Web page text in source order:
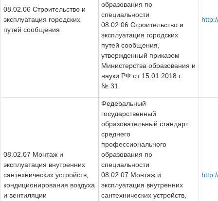
08.02.06 Строительство и
эксплуатация городских
путей сообщения
образования по
специальности
08.02.06 Строительство и
эксплуатация городских
путей сообщения,
утвержденный приказом
Министерства образования и
науки РФ от 15.01.2018 г.
№ 31
08.02.07 Монтаж и
эксплуатация внутренних
сантехнических устройств,
кондиционирования воздуха
и вентиляции
Федеральный
государственный
образовательный стандарт
среднего
профессионального
образования по
специальности
08.02.07 Монтаж и
эксплуатация внутренних
сантехнических устройств,